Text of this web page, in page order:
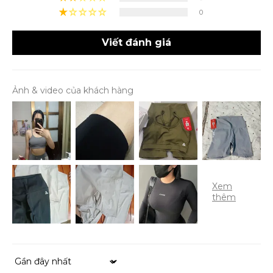
0
Viết đánh giá
Ảnh & video của khách hàng
Sort by